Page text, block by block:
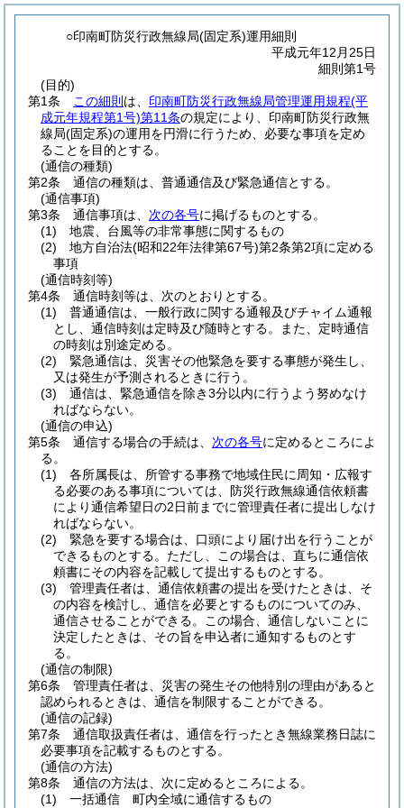
○印南町防災行政無線局(固定系)運用細則
平成元年12月25日
細則第1号
(目的)
第1条
この細則 は、 印南町防災行政無線局管理運用規程(平
成元年規程第1号)第11条の規定により、印南町防災行政無
線局(固定系)の運用を円滑に行うため、必要な事項を定め
ることを目的とする。
(通信の種類)
第2条
通信の種類は、普通通信及び緊急通信とする。
(通信事項)
第3条
通信事項は、 次の各号に掲げるものとする。
(1)
地震、台風等の非常事態に関するもの
(2)
地方自治法(昭和22年法律第67号)第2条第2項に定める
事項
(通信時刻等)
第4条
通信時刻等は、次のとおりとする。
(1)
普通通信は、一般行政に関する通報及びチャイム通報
とし、通信時刻は定時及び随時とする。
また、定時通信
の時刻は別途定める。
(2)
緊急通信は、災害その他緊急を要する事態が発生し、
又は発生が予測されるときに行う。
(3)
通信は、緊急通信を除き3分以内に行うよう努めなけ
ればならない。
(通信の申込)
第5条
通信する場合の手続は、 次の各号に定めるところによ
る。
(1)
各所属長は、所管する事務で地域住民に周知・広報す
る必要のある事項については、防災行政無線通信依頼書
により通信希望日の2日前までに管理責任者に提出しなけ
ればならない。
(2)
緊急を要する場合は、口頭により届け出を行うことが
できるものとする。 ただし、この場合は、直ちに通信依
頼書にその内容を記載して提出するものとする。
(3)
管理責任者は、通信依頼書の提出を受けたときは、そ
の内容を検討し、通信を必要とするものについてのみ、
通信させることができる。
この場合、通信しないことに
決定したときは、その旨を申込者に通知するものとす
る。
(通信の制限)
第6条
管理責任者は、災害の発生その他特別の理由があると
認められるときは、通信を制限することができる。
(通信の記録)
第7条
通信取扱責任者は、通信を行ったとき無線業務日誌に
必要事項を記載するものとする。
(通信の方法)
第8条
通信の方法は、次に定めるところによる。
(1)
一括通信 町内全域に通信するもの